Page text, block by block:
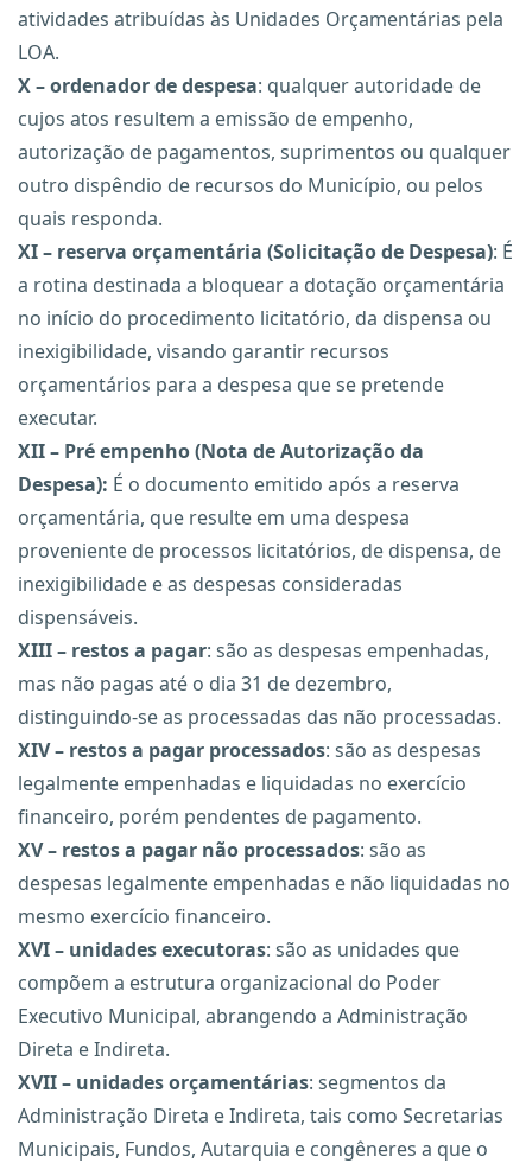
atividades atribuídas às Unidades Orçamentárias pela
LOA.
X – ordenador de despesa: qualquer autoridade de
cujos atos resultem a emissão de empenho,
autorização de pagamentos, suprimentos ou qualquer
outro dispêndio de recursos do Município, ou pelos
quais responda.
XI – reserva orçamentária (Solicitação de Despesa): É
a rotina destinada a bloquear a dotação orçamentária
no início do procedimento licitatório, da dispensa ou
inexigibilidade, visando garantir recursos
orçamentários para a despesa que se pretende
executar.
XII – Pré empenho (Nota de Autorização da
Despesa): É o documento emitido após a reserva
orçamentária, que resulte em uma despesa
proveniente de processos licitatórios, de dispensa, de
inexigibilidade e as despesas consideradas
dispensáveis.
XIII – restos a pagar: são as despesas empenhadas,
mas não pagas até o dia 31 de dezembro,
distinguindo-se as processadas das não processadas.
XIV – restos a pagar processados: são as despesas
legalmente empenhadas e liquidadas no exercício
financeiro, porém pendentes de pagamento.
XV – restos a pagar não processados: são as
despesas legalmente empenhadas e não liquidadas no
mesmo exercício financeiro.
XVI – unidades executoras: são as unidades que
compõem a estrutura organizacional do Poder
Executivo Municipal, abrangendo a Administração
Direta e Indireta.
XVII – unidades orçamentárias: segmentos da
Administração Direta e Indireta, tais como Secretarias
Municipais, Fundos, Autarquia e congêneres a que o